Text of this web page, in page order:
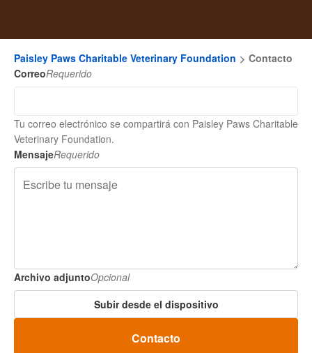
Paisley Paws Charitable Veterinary Foundation
Contacto
CorreoRequerido
Tu correo electrónico se compartirá con Paisley Paws Charitable
Veterinary Foundation.
MensajeRequerido
Archivo adjuntoOpcional
Subir desde el dispositivo
Contacto